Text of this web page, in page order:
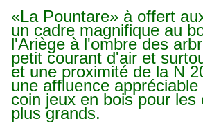
«La Pountare» à offert
un cadre magnifique au
l'Ariège à l'ombre des
petit courant d'air et
et une proximité de la N
une affluence
coin jeux en bois pour les
plus grands.